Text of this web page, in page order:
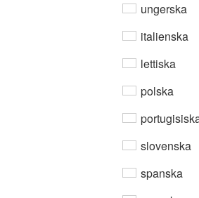
ungerska
italienska
lettiska
polska
slovenska
spanska